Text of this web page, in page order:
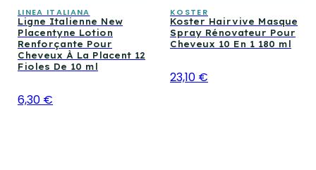
LINEA ITALIANA
Ligne Italienne New
Placentyne Lotion
Renforçante Pour
Cheveux À La Placent 12
Fioles De 10 ml
6,30 €
KOSTER
Koster Hairvive Masque
Spray Rénovateur Pour
Cheveux 10 En 1 180 ml
23,10 €